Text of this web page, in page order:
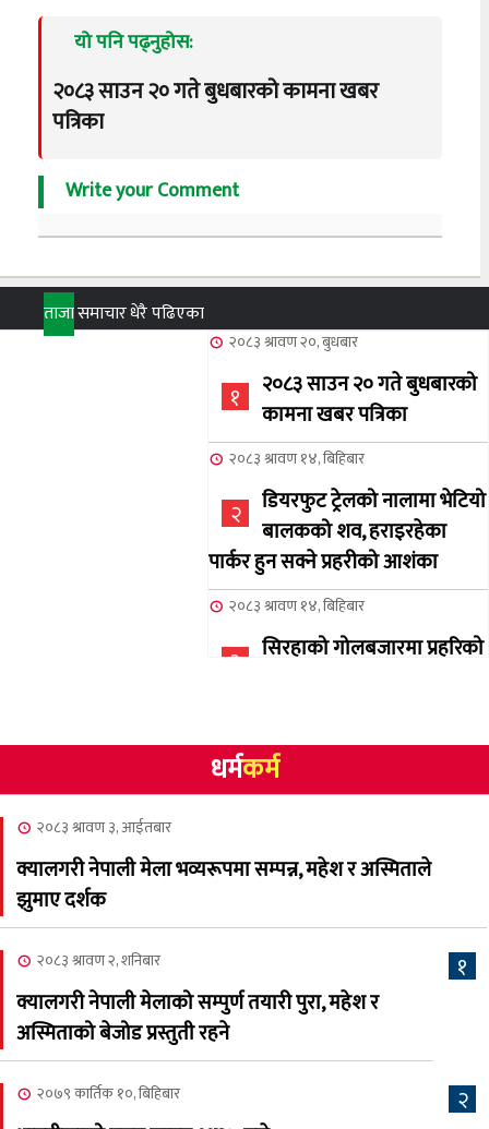
यो पनि पढ्नुहोस:
२०८३ साउन २० गते बुधबारको कामना खबर
पत्रिका
Write your Comment
ताजासमाचारधेरै पढिएका
२०८३ श्रावण २०, बुधबार
१
२०८३ साउन २० गते बुधबारको
कामना खबर पत्रिका
२०८३ श्रावण १४, बिहिबार
२
डियरफुट ट्रेलको नालामा भेटियो
बालकको शव, हराइरहेका
पार्कर हुन सक्ने प्रहरीको आशंका
२०८३ श्रावण १४, बिहिबार
३
सिरहाको गोलबजारमा प्रहरिको
४
NCSC को अध्यक्षमा घनेन्द्र
न्यौपाने बिजयी
नेप्लिज सोसाइटि अफ
२०८३ श्रावण ६, बुधबार
कामना खबर पत्रिका
धर्मकर्म
२०८३ श्रावण ३, आईतबार
क्यालगरी नेपाली मेला भव्यरूपमा सम्पन्न, महेश र अस्मिताले
झुमाए दर्शक
१
२०८३ श्रावण २, शनिबार
क्यालगरी नेपाली मेलाको सम्पुर्ण तयारी पुरा, महेश र
अस्मिताको बेजोड प्रस्तुती रहने
२
२०७९ कार्तिक १०, बिहिबार